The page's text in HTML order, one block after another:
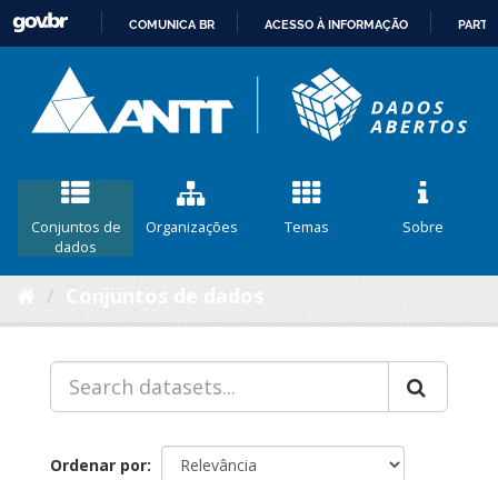
CONTEÚDO
COMUNICA BR ACESSO À INFORMAÇÃO
Conjuntos de
dados
Organizações Temas Sobre
Ordenar por